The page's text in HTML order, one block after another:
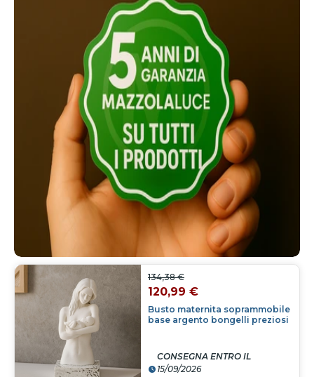
Busto maternita soprammobile
base argento bongelli preziosi
134,38 €
120,99 €
CONSEGNA ENTRO IL
15/09/2026